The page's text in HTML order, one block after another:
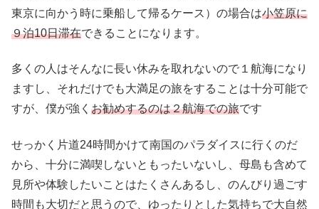
東京に向かう時に乗船して帰るケース）の場合は小笠原に
９泊10日滞在できることになります。
多くの人はそんなに長い休みを取れないので１航海になり
ますし、それだけでも大満足の旅をすることは十分可能で
すが、僕が強く お勧めするのは２航海での旅です
せっかく片道24時間かけて南国のパラダイスに行くのだ
から、十分に満喫しないともったいないし、母島も含めて
見所や体験したいことはたくさんあるし、のんびり過ごす
時間も大切だと思うので、ゆったりとした気持ちで大自然